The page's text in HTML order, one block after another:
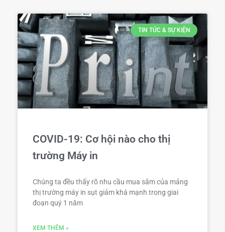
TIN TỨC & SỰ KIỆN
COVID-19: Cơ hội nào cho thị
trường Máy in
Chúng ta đều thấy rõ nhu cầu mua sắm của mảng
thị trường máy in sụt giảm khá mạnh trong giai
đoạn quý 1 năm
XEM THÊM »